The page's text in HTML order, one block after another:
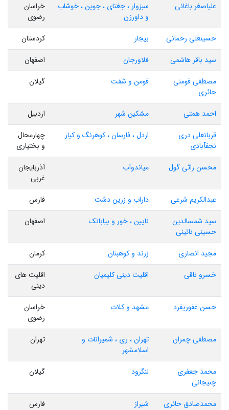
علیاصغر باغانی
سبزوار ، جغتای ، جوین ، خوشاب
و داورزن
خراسان
رضوی
حسینعلی رحمانی
بیجار
کردستان
سید باقر هاشمی
فلاورجان
اصفهان
مصطفی فومنی
حائری
فومن و شفت گیلان
احمد همتی مشکین شهر
اردبیل
قربانعلی دری
نجفآبادی
اردل ، فارسان ، کوهرنگ و کیار
چهارمحال
و بختیاری
محسن راثی گول
میاندوآب
آذربایجان
غربی
عبدالکریم شرعی
داراب و زرین دشت
فارس
سید شمسالدین
حسینی نائینی
نایین ، خور و بیابانک اصفهان
مجید انصاری زرند و کوهبنان
کرمان
خسرو ناقی
اقلیت دینی کلیمیان
اقلیت های
دینی
حسن غفوریفرد
مشهد و کلات
خراسان
رضوی
مصطفی چمران
تهران ، ری ، شمیرانات و
اسلامشهر
تهران
محمد جعفری
چنیجانی
لنگرود گیلان
محمدصادق حائری شیراز
فارس